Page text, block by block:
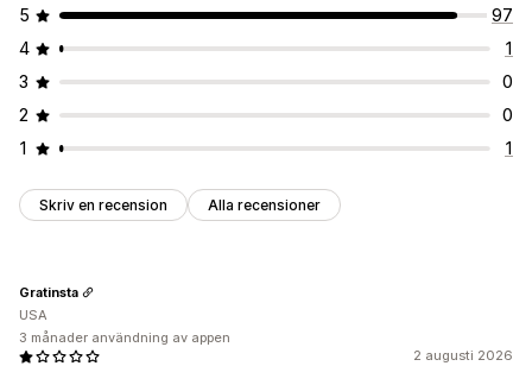
5
97
4
1
3
0
2
0
1
1
Skriv en recension Alla recensioner
2 augusti 2026
Gratinsta
USA
3 månader användning av appen